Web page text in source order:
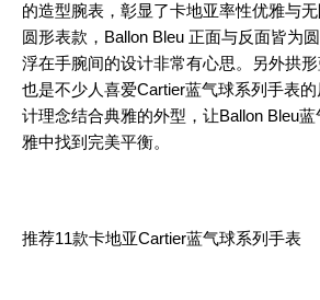
的造型腕表，彰显了卡地亚率性优雅与
圆形表款，Ballon Bleu 正面与反面皆为
浮在手腕间的设计非常有心思。另外拱
也是不少人喜爱Cartier蓝气球系列手表
计理念结合典雅的外型，让Ballon Bleu
雅中找到完美平衡。
推荐11款卡地亚Cartier蓝气球系列手表